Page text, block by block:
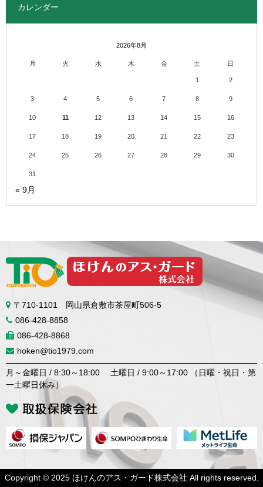
カレンダー
2026年8月
月 火 水 木 金 土 日
1 2
3 4 5 6 7 8 9
10 11 12 13 14 15 16
17 18 19 20 21 22 23
24 25 26 27 28 29 30
31
« 9月
〒710-1101 岡山県倉敷市茶屋町506-5
086-428-8858
086-428-8868
hoken@tio1979.com
月～金曜日 / 8:30～18:00 土曜日 / 9:00～17:00 （日曜・祝日・第
一土曜日休み）
Copyright © 2025 ほけんのアス・ガード株式会社 All rights reserved.